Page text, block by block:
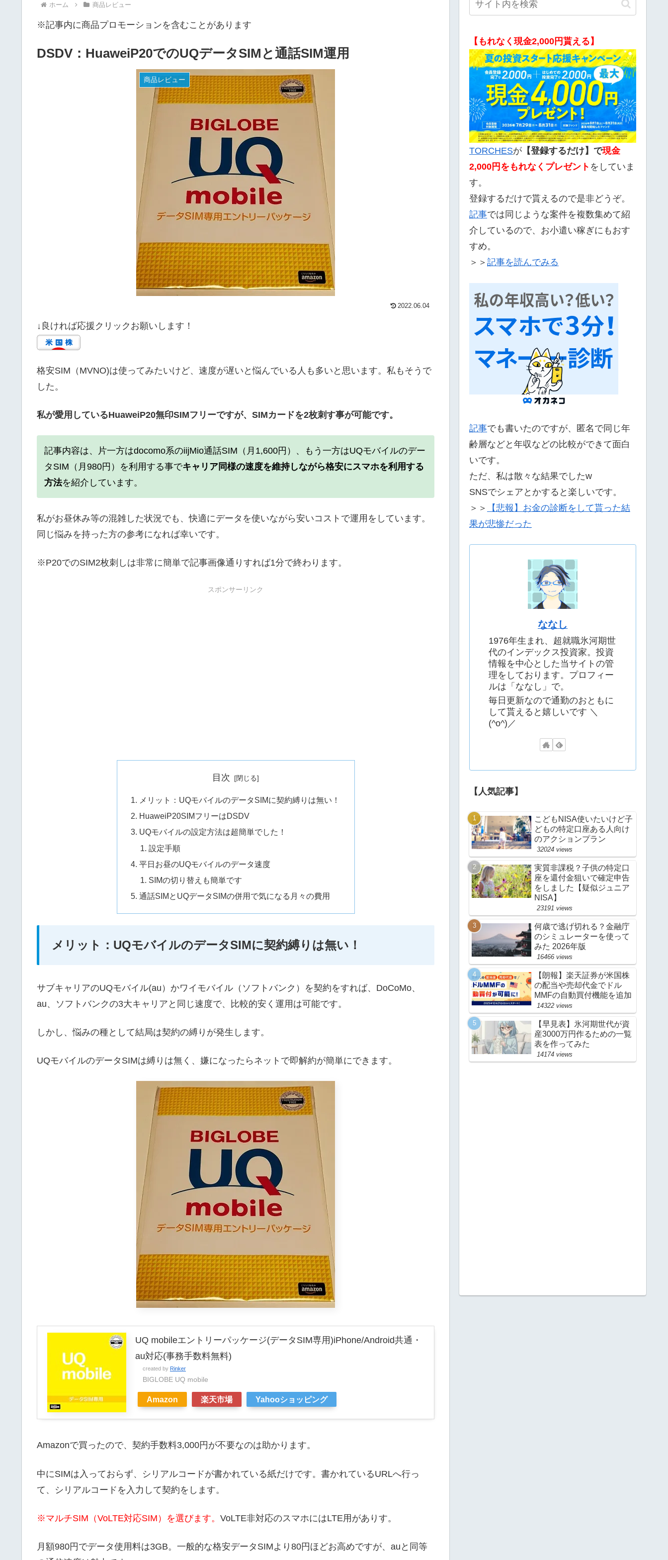
ホーム 商品レビュー
※記事内に商品プロモーションを含むことがあります
DSDV：HuaweiP20でのUQデータSIMと通話SIM運用
商品レビュー
2022.06.04
↓良ければ応援クリックお願いします！
格安SIM（MVNO)は使ってみたいけど、速度が遅いと悩んでいる人も多いと思います。私もそうで
した。
私が愛用しているHuaweiP20無印SIMフリーですが、SIMカードを2枚刺す事が可能です。
記事内容は、片一方はdocomo系のiijMio通話SIM（月1,600円）、もう一方はUQモバイルのデー
タSIM（月980円）を利用する事でキャリア同様の速度を維持しながら格安にスマホを利用する
方法を紹介しています。
私がお昼休み等の混雑した状況でも、快適にデータを使いながら安いコストで運用をしています。
同じ悩みを持った方の参考になれば幸いです。
※P20でのSIM2枚刺しは非常に簡単で記事画像通りすれば1分で終わります。
スポンサーリンク
目次
メリット：UQモバイルのデータSIMに契約縛りは無い！
HuaweiP20SIMフリーはDSDV
UQモバイルの設定方法は超簡単でした！
設定手順
平日お昼のUQモバイルのデータ速度
SIMの切り替えも簡単です
通話SIMとUQデータSIMの併用で気になる月々の費用
メリット：UQモバイルのデータSIMに契約縛りは無い！
サブキャリアのUQモバイル(au）かワイモバイル（ソフトバンク）を契約をすれば、DoCoMo、
au、ソフトバンクの3大キャリアと同じ速度で、比較的安く運用は可能です。
しかし、悩みの種として結局は契約の縛りが発生します。
UQモバイルのデータSIMは縛りは無く、嫌になったらネットで即解約が簡単にできます。
UQ mobileエントリーパッケージ(データSIM専用)iPhone/Android共通・
au対応(事務手数料無料)
created by Rinker
BIGLOBE UQ mobile
Amazon 楽天市場 Yahooショッピング
Amazonで買ったので、契約手数料3,000円が不要なのは助かります。
中にSIMは入っておらず、シリアルコードが書かれている紙だけです。書かれているURLへ行っ
て、シリアルコードを入力して契約をします。
※マルチSIM（VoLTE対応SIM）を選びます。 VoLTE非対応のスマホにはLTE用がありす。
月額980円でデータ使用料は3GB。一般的な格安データSIMより80円ほどお高めですが、auと同等
【もれなく現金2,000円貰える】
TORCHESが 【登録するだけ】で現金
2,000 円をもれなくプレゼント をしていま
す。
登録するだけで貰えるので是非どうぞ。
記事では同じような案件を複数集めて紹
介しているので、お小遣い稼ぎにもおす
すめ。
＞＞ 記事を読んでみる
記事でも書いたのですが、匿名で同じ年
齢層などと年収などの比較ができて面白
いです。
ただ、私は散々な結果でしたw
SNSでシェアとかすると楽しいです。
＞＞
【悲報】お金の診断をして貰った結
果が悲惨だった
ななし
1976年生まれ、超就職氷河期世
代のインデックス投資家。投資
情報を中心とした当サイトの管
理をしております。プロフィー
ルは「ななし」で。
毎日更新なので通勤のおともに
して貰えると嬉しいです ＼
(^o^)／
【人気記事】
こどもNISA使いたいけど子
どもの特定口座ある人向け
のアクションプラン
32024 views
実質非課税？子供の特定口
座を還付金狙いで確定申告
をしました【疑似ジュニア
NISA】
23191 views
何歳で逃げ切れる？金融庁
のシミュレーターを使って
みた 2026年版
16466 views
【朗報】楽天証券が米国株
の配当や売却代金でドル
MMFの自動買付機能を追加
14322 views
【早見表】氷河期世代が資
産3000万円作るための一覧
表を作ってみた
14174 views